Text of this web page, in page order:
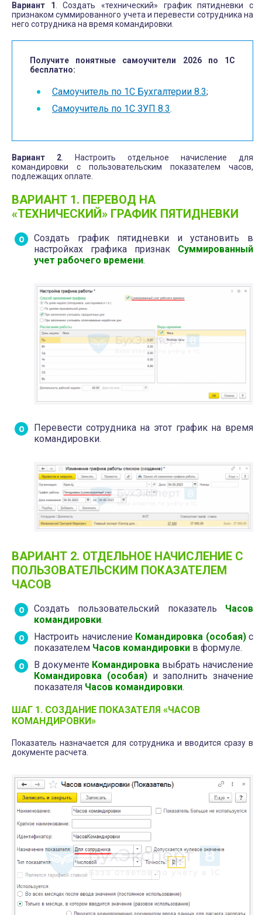
Вариант 1 . Создать «технический» график пятидневки с
признаком суммированного учета и перевести сотрудника на
него сотрудника на время командировки.
Получите понятные самоучители 2026 по 1С
бесплатно:
Самоучитель по 1С Бухгалтерии 8.3;
Самоучитель по 1С ЗУП 8.3.
Вариант 2. Настроить отдельное начисление для
командировки с пользовательским показателем часов,
подлежащих оплате.
ВАРИАНТ 1. ПЕРЕВОД НА
«ТЕХНИЧЕСКИЙ» ГРАФИК ПЯТИДНЕВКИ
Создать график пятидневки и установить в
настройках графика признак Суммированный
учет рабочего времени.
Перевести сотрудника на этот график на время
командировки.
ВАРИАНТ 2. ОТДЕЛЬНОЕ НАЧИСЛЕНИЕ С
ПОЛЬЗОВАТЕЛЬСКИМ ПОКАЗАТЕЛЕМ
ЧАСОВ
Создать пользовательский показатель
Часов
командировки.
Настроить начисление Командировка (особая) с
показателем Часов командировки в формуле.
В документе Командировка выбрать начисление
Командировка (особая) и заполнить значение
показателя Часов командировки.
ШАГ 1. СОЗДАНИЕ ПОКАЗАТЕЛЯ «ЧАСОВ
КОМАНДИРОВКИ»
Показатель назначается для сотрудника и вводится сразу в
документе расчета.